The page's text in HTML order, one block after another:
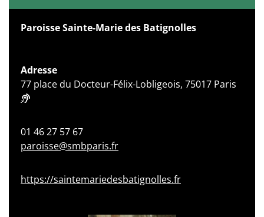
Paroisse Sainte-Marie des Batignolles
Adresse
77 place du Docteur-Félix-Lobligeois, 75017 Paris
01 46 27 57 67
paroisse@smbparis.fr
https://saintemariedesbatignolles.fr